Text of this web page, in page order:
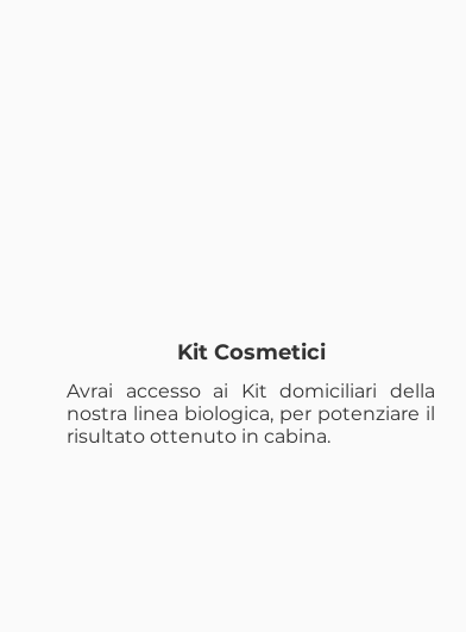
Kit Cosmetici
Avrai accesso ai Kit domiciliari della
nostra linea biologica, per potenziare il
risultato ottenuto in cabina.